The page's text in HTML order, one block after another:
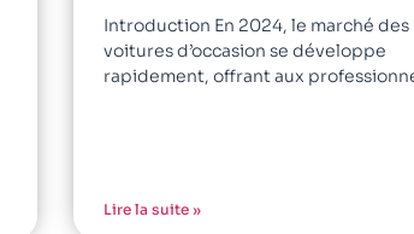
Introduction En 2024, le marché des
voitures d’occasion se développe
rapidement, offrant aux
Lire la suite »